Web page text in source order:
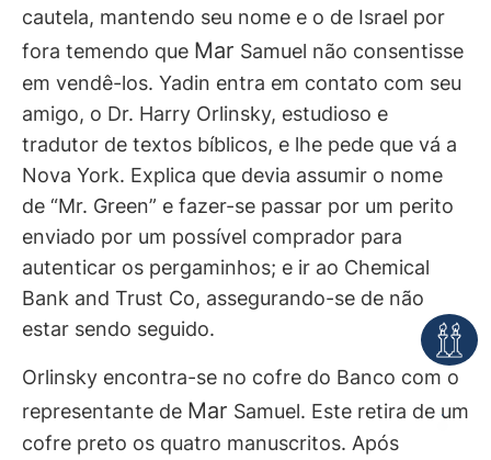
cautela, mantendo seu nome e o de Israel por
fora temendo que Mar Samuel não consentisse
em vendê-los. Yadin entra em contato com seu
amigo, o Dr. Harry Orlinsky, estudioso e
tradutor de textos bíblicos, e lhe pede que vá a
Nova York. Explica que devia assumir o nome
de “Mr. Green” e fazer-se passar por um perito
enviado por um possível comprador para
autenticar os pergaminhos; e ir ao Chemical
Bank and Trust Co, assegurando-se de não
estar sendo seguido.
Orlinsky encontra-se no cofre do Banco com o
representante de Mar Samuel. Este retira de um
cofre preto os quatro manuscritos. Após